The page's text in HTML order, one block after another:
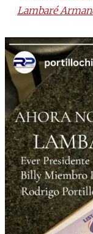
Lambaré